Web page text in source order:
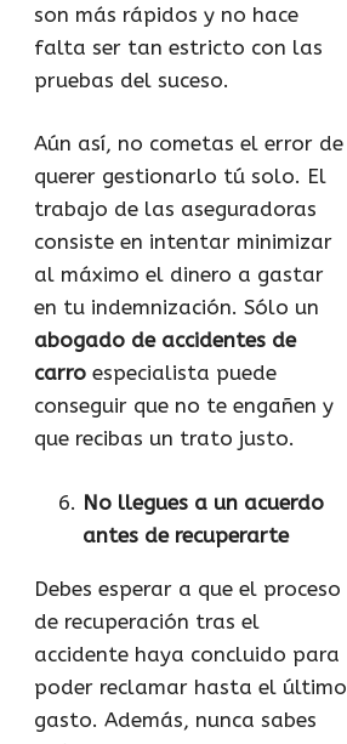
son más rápidos y no hace
falta ser tan estricto con las
pruebas del suceso.
Aún así, no cometas el error de
querer gestionarlo tú solo. El
trabajo de las aseguradoras
consiste en intentar minimizar
al máximo el dinero a gastar
en tu indemnización. Sólo un
abogado de accidentes de
carro especialista puede
conseguir que no te engañen y
que recibas un trato justo.
No llegues a un acuerdo
antes de recuperarte
Debes esperar a que el proceso
de recuperación tras el
accidente haya concluido para
poder reclamar hasta el último
gasto. Además, nunca sabes